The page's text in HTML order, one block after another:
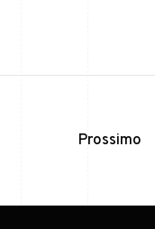
Prossimo